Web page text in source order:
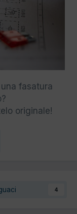
fasatura
originale!
4